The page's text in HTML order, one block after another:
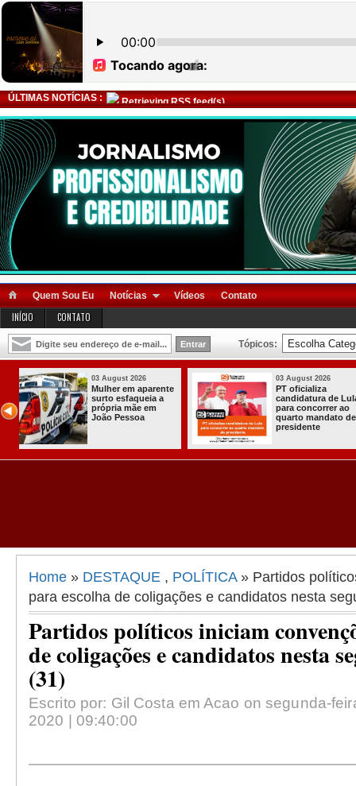
ÚLTIMAS NOTÍCIAS : Retrieving RSS feed(s)
Quem Sou Eu Notícias Vídeos Contato
INÍCIO CONTATO
Tópicos:
03 August 2026
PT oficializa
candidatura de Lula
para concorrer ao
quarto mandato de
03 August 2026
Efraim Filho
anuncia
Pontes,
Cabo
como vice na
Home » DESTAQUE , POLÍTICA» Partidos
para escolha de coligações e candidatos nesta
Partidos políticos iniciam
de coligações e candidatos nesta
(31)
Escrito por: Gil Costa em Acao on segunda-
2020 | 09:40:00